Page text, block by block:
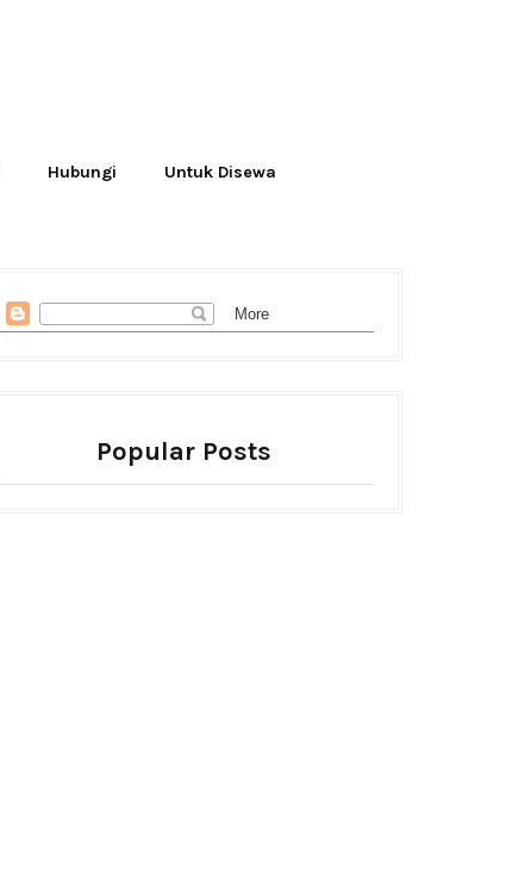
Hubungi Untuk Disewa
Popular Posts